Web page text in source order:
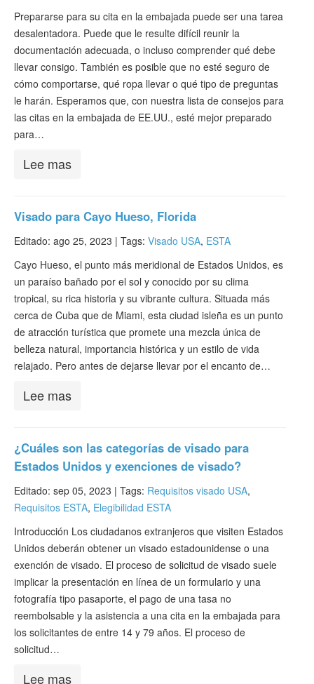
Prepararse para su cita en la embajada puede ser una tarea
desalentadora. Puede que le resulte difícil reunir la
documentación adecuada, o incluso comprender qué debe
llevar consigo. También es posible que no esté seguro de
cómo comportarse, qué ropa llevar o qué tipo de preguntas
le harán. Esperamos que, con nuestra lista de consejos para
las citas en la embajada de EE.UU., esté mejor preparado
para…
Lee mas
Visado para Cayo Hueso, Florida
Editado: ago 25, 2023 | Tags: Visado USA, ESTA
Cayo Hueso, el punto más meridional de Estados Unidos, es
un paraíso bañado por el sol y conocido por su clima
tropical, su rica historia y su vibrante cultura. Situada más
cerca de Cuba que de Miami, esta ciudad isleña es un punto
de atracción turística que promete una mezcla única de
belleza natural, importancia histórica y un estilo de vida
relajado. Pero antes de dejarse llevar por el encanto de…
Lee mas
¿Cuáles son las categorías de visado para
Estados Unidos y exenciones de visado?
Editado: sep 05, 2023 | Tags: Requisitos visado USA,
Requisitos ESTA, Elegibilidad ESTA
Introducción Los ciudadanos extranjeros que visiten Estados
Unidos deberán obtener un visado estadounidense o una
exención de visado. El proceso de solicitud de visado suele
implicar la presentación en línea de un formulario y una
fotografía tipo pasaporte, el pago de una tasa no
reembolsable y la asistencia a una cita en la embajada para
los solicitantes de entre 14 y 79 años. El proceso de
solicitud…
Lee mas